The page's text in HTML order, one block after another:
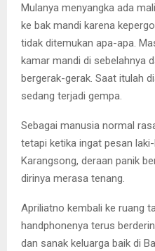
Mulanya menyangka ada
ke bak mandi karena
tidak ditemukan apa-apa.
kamar mandi di sebelahnya
bergerak-gerak. Saat itulah
sedang terjadi gempa.
Sebagai manusia normal
tetapi ketika ingat pesan
Karangsong, deraan panik
dirinya merasa tenang.
Apriliatno kembali ke ruang
handphonenya terus
dan sanak keluarga baik di